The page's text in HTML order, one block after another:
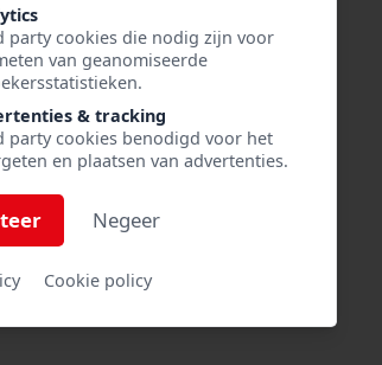
party cookies die nodig zijn voor
van geanomiseerde
& tracking
party cookies benodigd voor het
en plaatsen van advertenties.
Negeer
Cookie policy
+31 (0)50 317 63 00
info@tiktak-segafredo.nl
OP